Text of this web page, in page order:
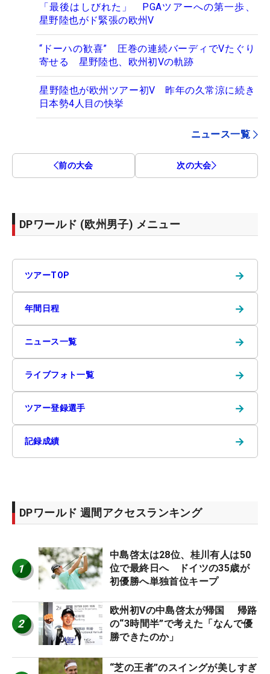
「最後はしびれた」 PGAツアーへの第一歩、
星野陸也がド緊張の欧州V
“ドーハの歓喜” 圧巻の連続バーディでVたぐり
寄せる 星野陸也、欧州初Vの軌跡
星野陸也が欧州ツアー初V 昨年の久常涼に続き
日本勢4人目の快挙
ニュース一覧
前の大会 次の大会
DPワールド (欧州男子) メニュー
ツアーTOP →
年間日程 →
ニュース一覧 →
ライブフォト一覧 →
ツアー登録選手 →
記録成績 →
DPワールド 週間アクセスランキング
1
中島啓太は28位、桂川有人は50
位で最終日へ ドイツの35歳が
初優勝へ単独首位キープ
2
欧州初Vの中島啓太が帰国 帰路
の“3時間半”で考えた「なんで優
勝できたのか」
“芝の王者”のスイングが美しすぎ